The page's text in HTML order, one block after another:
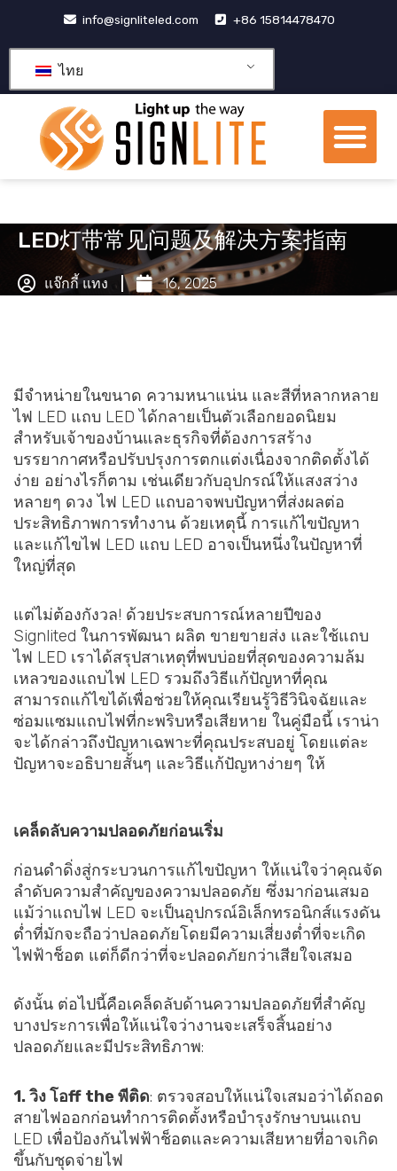
内
info@signliteled.com +86 15814478470
ไทย
เม
LED灯带常见问题及解决方案指南
แจ๊กกี้ แทง 16, 2025
มีจำหน่ายในขนาด ความหนาแน่น และสีที่หลากหลาย
ไฟ LED แถบ LED ได้กลายเป็นตัวเลือกยอดนิยม
สำหรับเจ้าของบ้านและธุรกิจที่ต้องการสร้าง
บรรยากาศหรือปรับปรุงการตกแต่งเนื่องจากติดตั้งได้
ง่าย อย่างไรก็ตาม เช่นเดียวกับอุปกรณ์ให้แสงสว่าง
หลายๆ ดวง ไฟ LED แถบอาจพบปัญหาที่ส่งผลต่อ
ประสิทธิภาพการทำงาน ด้วยเหตุนี้ การแก้ไขปัญหา
และแก้ไขไฟ LED แถบ LED อาจเป็นหนึ่งในปัญหาที่
ใหญ่ที่สุด
แต่ไม่ต้องกังวล! ด้วยประสบการณ์หลายปีของ
Signlited ในการพัฒนา ผลิต ขายขายส่ง และใช้แถบ
ไฟ LED เราได้สรุปสาเหตุที่พบบ่อยที่สุดของความล้ม
เหลวของแถบไฟ LED รวมถึงวิธีแก้ปัญหาที่คุณ
สามารถแก้ไขได้เพื่อช่วยให้คุณเรียนรู้วิธีวินิจฉัยและ
ซ่อมแซมแถบไฟที่กะพริบหรือเสียหาย ในคู่มือนี้ เราน่า
จะได้กล่าวถึงปัญหาเฉพาะที่คุณประสบอยู่ โดยแต่ละ
ปัญหาจะอธิบายสั้นๆ และวิธีแก้ปัญหาง่ายๆ ให้
เคล็ดลับความปลอดภัยก่อนเริ่ม
ก่อนดำดิ่งสู่กระบวนการแก้ไขปัญหา ให้แน่ใจว่าคุณจัด
ลำดับความสำคัญของความปลอดภัย ซึ่งมาก่อนเสมอ
แม้ว่าแถบไฟ LED จะเป็นอุปกรณ์อิเล็กทรอนิกส์แรงดัน
ต่ำที่มักจะถือว่าปลอดภัยโดยมีความเสี่ยงต่ำที่จะเกิด
ไฟฟ้าช็อต แต่ก็ดีกว่าที่จะปลอดภัยกว่าเสียใจเสมอ
ดังนั้น ต่อไปนี้คือเคล็ดลับด้านความปลอดภัยที่สำคัญ
บางประการเพื่อให้แน่ใจว่างานจะเสร็จสิ้นอย่าง
ปลอดภัยและมีประสิทธิภาพ:
1. วิงโอff the พีติด: ตรวจสอบให้แน่ใจเสมอว่าได้ถอด
สายไฟออกก่อนทำการติดตั้งหรือบำรุงรักษาบนแถบ
LED เพื่อป้องกันไฟฟ้าช็อตและความเสียหายที่อาจเกิด
ขึ้นกับชุดจ่ายไฟ